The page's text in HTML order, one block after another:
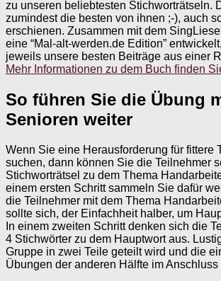
zu unseren beliebtesten Stichworträtseln.
zumindest die besten von ihnen ;-), auch
erschienen. Zusammen mit dem
eine “Mal-alt-werden.de Edition”
jeweils unsere besten Beiträge aus einer
Mehr Informationen zu dem Buch finden
So führen Sie die Übung
Senioren weiter
Wenn Sie eine Herausforderung für fittere
suchen, dann können Sie die Teilnehmer
Stichworträtsel zu dem Thema
einem ersten Schritt sammeln Sie dafür
die Teilnehmer mit dem Thema
sollte sich, der Einfachheit halber, um
In einem zweiten Schritt denken sich die
4 Stichwörter zu dem Hauptwort aus.
Gruppe in zwei Teile geteilt wird und die
Übungen der anderen Hälfte im Anschluss